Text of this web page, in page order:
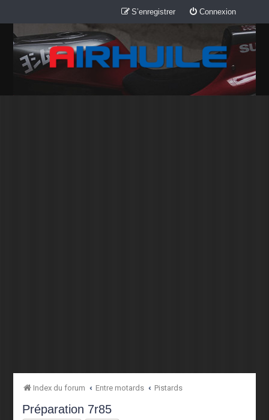
Connexion
S’enregistrer
Index du forum Entre motards Pistards
Préparation 7r85